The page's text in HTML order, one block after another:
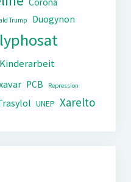
Trump
Duogynon
Kinderarbeit
PCB Repression
UNEP Xarelto